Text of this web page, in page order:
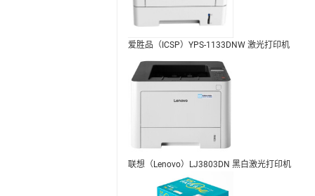
爱胜品（ICSP）YPS-1133DNW 激光打印机
联想（Lenovo）LJ3803DN 黑白激光打印机